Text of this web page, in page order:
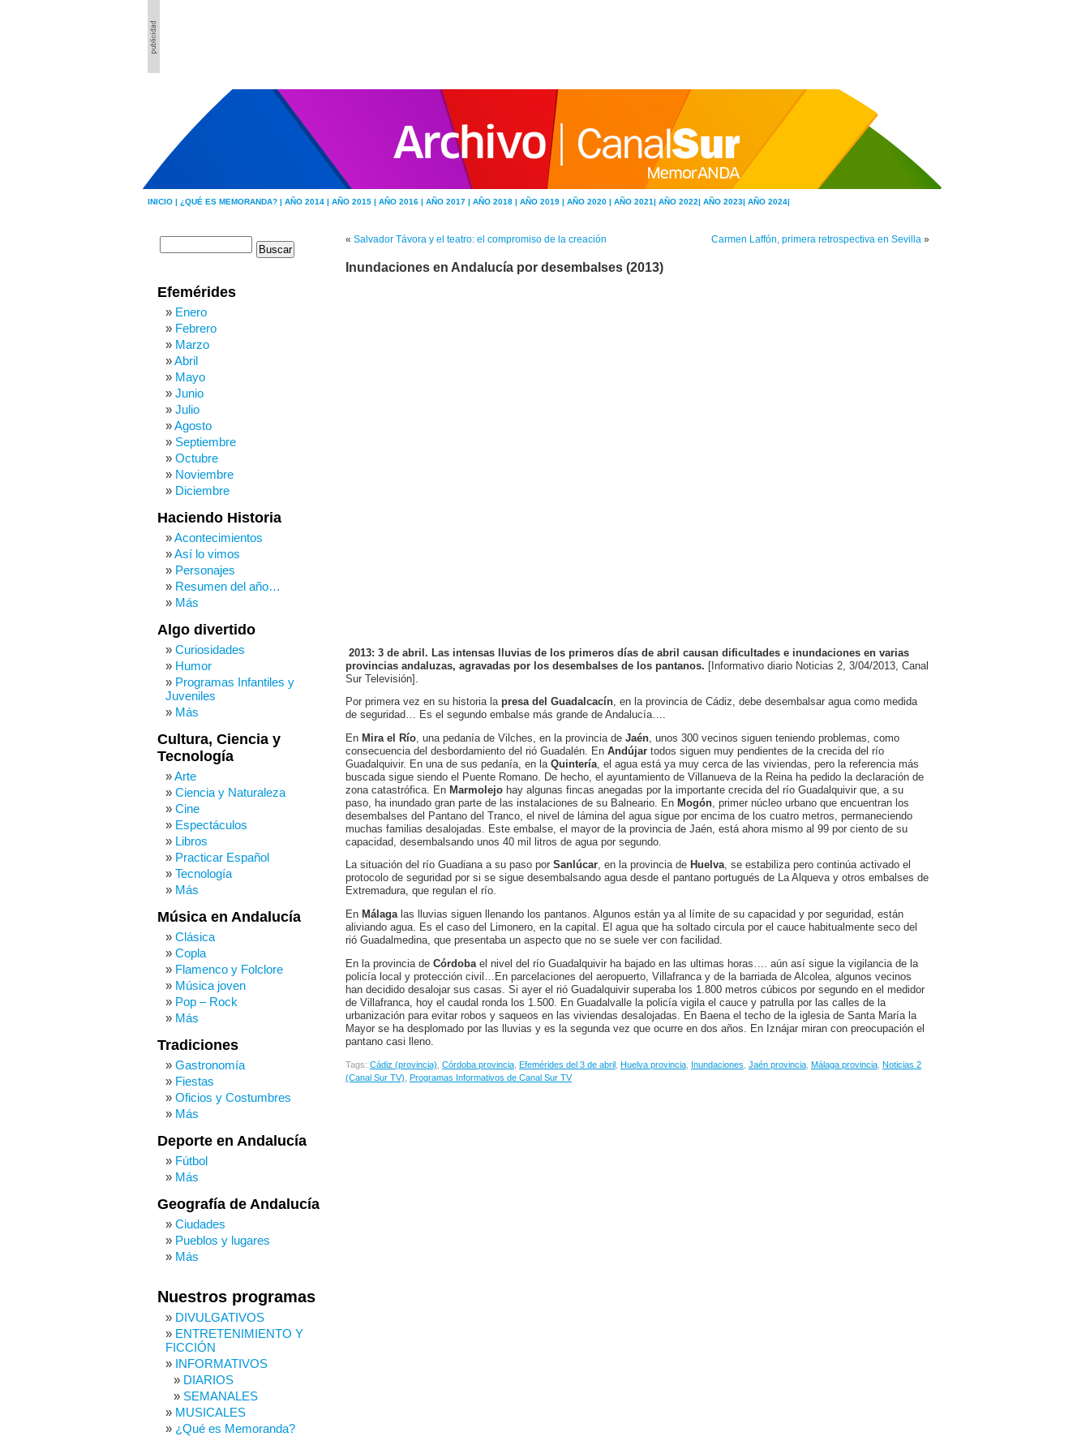
INICIO | ¿QUÉ ES MEMORANDA? | AÑO 2014 | AÑO 2015 | AÑO 2016 | AÑO 2017 | AÑO 2018 | AÑO 2019 | AÑO 2020 | AÑO 2021| AÑO 2022| AÑO 2023| AÑO 2024|
« Salvador Távora y el teatro: el compromiso de la creación Carmen Laffón, primera retrospectiva en Sevilla »
Inundaciones en Andalucía por desembalses (2013)
2013: 3 de abril. Las intensas lluvias de los primeros días de abril causan dificultades e inundaciones en varias
provincias andaluzas, agravadas por los desembalses de los pantanos. [Informativo diario Noticias 2, 3/04/2013, Canal
Sur Televisión].
Por primera vez en su historia lapresa del Guadalcacín, en la provincia de Cádiz, debe desembalsar agua como medida
de seguridad… Es el segundo embalse más grande de Andalucía….
En Mira el Río , una pedanía de Vilches, en la provincia de Jaén , unos 300 vecinos siguen teniendo problemas, como
consecuencia del desbordamiento del rió Guadalén. En Andújar todos siguen muy pendientes de la crecida del río
Guadalquivir. En una de sus pedanía, en la Quintería , el agua está ya muy cerca de las viviendas, pero la referencia más
buscada sigue siendo el Puente Romano. De hecho, el ayuntamiento de Villanueva de la Reina ha pedido la declaración de
zona catastrófica. En Marmolejo hay algunas fincas anegadas por la importante crecida del río Guadalquivir que, a su
paso, ha inundado gran parte de las instalaciones de su Balneario. En Mogón , primer núcleo urbano que encuentran los
desembalses del Pantano del Tranco, el nivel de lámina del agua sigue por encima de los cuatro metros, permaneciendo
muchas familias desalojadas. Este embalse, el mayor de la provincia de Jaén, está ahora mismo al 99 por ciento de su
capacidad, desembalsando unos 40 mil litros de agua por segundo.
La situación del río Guadiana a su paso por Sanlúcar, en la provincia de Huelva, se estabiliza pero continúa activado el
protocolo de seguridad por si se sigue desembalsando agua desde el pantano portugués de La Alqueva y otros embalses de
Extremadura, que regulan el río.
En Málagalas lluvias siguen llenando los pantanos. Algunos están ya al límite de su capacidad y por seguridad, están
aliviando agua. Es el caso del Limonero, en la capital. El agua que ha soltado circula por el cauce habitualmente seco del
rió Guadalmedina, que presentaba un aspecto que no se suele ver con facilidad.
En la provincia de Córdoba el nivel del río Guadalquivir ha bajado en las ultimas horas…. aún así sigue la vigilancia de la
policía local y protección civil…En parcelaciones del aeropuerto, Villafranca y de la barriada de Alcolea, algunos vecinos
han decidido desalojar sus casas. Si ayer el rió Guadalquivir superaba los 1.800 metros cúbicos por segundo en el medidor
de Villafranca, hoy el caudal ronda los 1.500. En Guadalvalle la policía vigila el cauce y patrulla por las calles de la
urbanización para evitar robos y saqueos en las viviendas desalojadas. En Baena el techo de la iglesia de Santa María la
Mayor se ha desplomado por las lluvias y es la segunda vez que ocurre en dos años. En Iznájar miran con preocupación el
pantano casi lleno.
Tags: Cádiz (provincia) Córdoba provincia Efemérides del 3 de abril Huelva provincia Inundaciones Jaén provincia Málaga provincia Noticias 2
(Canal Sur TV) Programas Informativos de Canal Sur TV
Efemérides
Enero
Febrero
Marzo
Abril
Mayo
Junio
Julio
Agosto
Septiembre
Octubre
Noviembre
Diciembre
Haciendo Historia
Acontecimientos
Así lo vimos
Personajes
Resumen del año…
Más
Algo divertido
Curiosidades
Humor
Programas Infantiles y
Juveniles
Más
Cultura, Ciencia y
Tecnología
Arte
Ciencia y Naturaleza
Cine
Espectáculos
Libros
Practicar Español
Tecnología
Más
Música en Andalucía
Clásica
Copla
Flamenco y Folclore
Música joven
Pop – Rock
Más
Tradiciones
Gastronomía
Fiestas
Oficios y Costumbres
Más
Deporte en Andalucía
Fútbol
Más
Geografía de Andalucía
Ciudades
Pueblos y lugares
Más
Nuestros programas
DIVULGATIVOS
ENTRETENIMIENTO Y
FICCIÓN
INFORMATIVOS
DIARIOS
SEMANALES
MUSICALES
¿Qué es Memoranda?